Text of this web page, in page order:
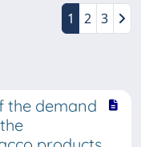
1 2 3
the demand